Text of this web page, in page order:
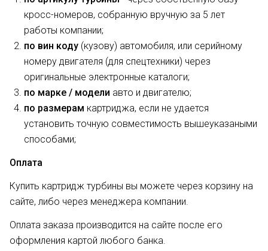
кросс-номеров, собранную вручную за 5 лет
работы компании;
по вин коду (кузову) автомобиля, или серийному
номеру двигателя (для спецтехники) через
оригинальные электронные каталоги;
по марке / модели авто и двигателю;
по размерам картриджа, если не удается
установить точную совместимость вышеуказаными
способами;
Оплата
Купить картридж турбины вы можете через корзину на
сайте, либо через менеджера компании.
Оплата заказа производится на сайте после его
оформления картой любого банка.